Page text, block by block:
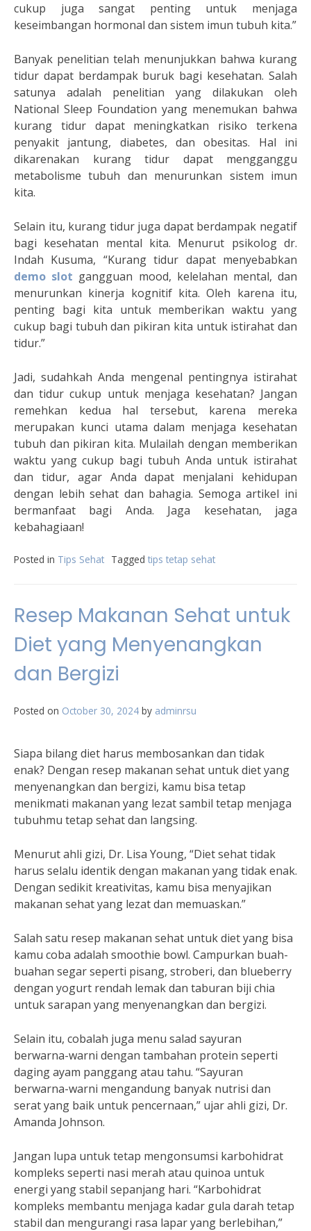
cukup juga sangat penting untuk menjaga
keseimbangan hormonal dan sistem imun tubuh kita.”
Banyak penelitian telah menunjukkan bahwa kurang
tidur dapat berdampak buruk bagi kesehatan. Salah
satunya adalah penelitian yang dilakukan oleh
National Sleep Foundation yang menemukan bahwa
kurang tidur dapat meningkatkan risiko terkena
penyakit jantung, diabetes, dan obesitas. Hal ini
dikarenakan kurang tidur dapat mengganggu
metabolisme tubuh dan menurunkan sistem imun
kita.
Selain itu, kurang tidur juga dapat berdampak negatif
bagi kesehatan mental kita. Menurut psikolog dr.
Indah Kusuma, “Kurang tidur dapat menyebabkan
demo slot gangguan mood, kelelahan mental, dan
menurunkan kinerja kognitif kita. Oleh karena itu,
penting bagi kita untuk memberikan waktu yang
cukup bagi tubuh dan pikiran kita untuk istirahat dan
tidur.”
Jadi, sudahkah Anda mengenal pentingnya istirahat
dan tidur cukup untuk menjaga kesehatan? Jangan
remehkan kedua hal tersebut, karena mereka
merupakan kunci utama dalam menjaga kesehatan
tubuh dan pikiran kita. Mulailah dengan memberikan
waktu yang cukup bagi tubuh Anda untuk istirahat
dan tidur, agar Anda dapat menjalani kehidupan
dengan lebih sehat dan bahagia. Semoga artikel ini
bermanfaat bagi Anda. Jaga kesehatan, jaga
kebahagiaan!
Posted in Tips Sehat Tagged tips tetap sehat
Resep Makanan Sehat untuk
Diet yang Menyenangkan
dan Bergizi
Posted on October 30, 2024 by adminrsu
Siapa bilang diet harus membosankan dan tidak
enak? Dengan resep makanan sehat untuk diet yang
menyenangkan dan bergizi, kamu bisa tetap
menikmati makanan yang lezat sambil tetap menjaga
tubuhmu tetap sehat dan langsing.
Menurut ahli gizi, Dr. Lisa Young, “Diet sehat tidak
harus selalu identik dengan makanan yang tidak enak.
Dengan sedikit kreativitas, kamu bisa menyajikan
makanan sehat yang lezat dan memuaskan.”
Salah satu resep makanan sehat untuk diet yang bisa
kamu coba adalah smoothie bowl. Campurkan buah-
buahan segar seperti pisang, stroberi, dan blueberry
dengan yogurt rendah lemak dan taburan biji chia
untuk sarapan yang menyenangkan dan bergizi.
Selain itu, cobalah juga menu salad sayuran
berwarna-warni dengan tambahan protein seperti
daging ayam panggang atau tahu. “Sayuran
berwarna-warni mengandung banyak nutrisi dan
serat yang baik untuk pencernaan,” ujar ahli gizi, Dr.
Amanda Johnson.
Jangan lupa untuk tetap mengonsumsi karbohidrat
kompleks seperti nasi merah atau quinoa untuk
energi yang stabil sepanjang hari. “Karbohidrat
kompleks membantu menjaga kadar gula darah tetap
stabil dan mengurangi rasa lapar yang berlebihan,”